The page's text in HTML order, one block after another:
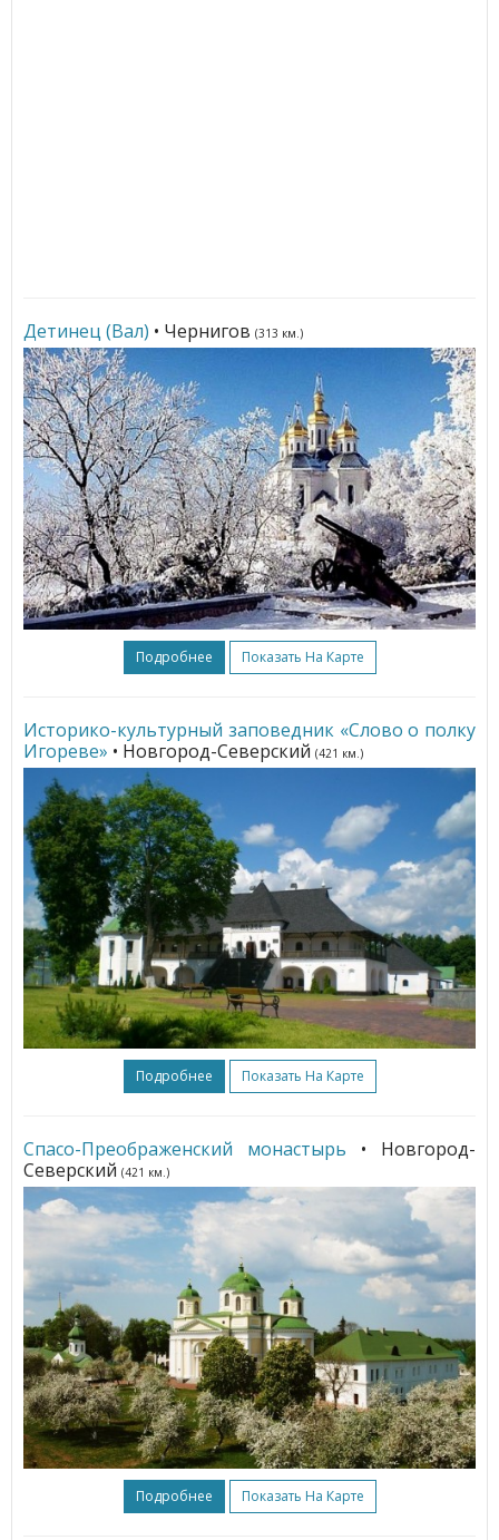
Детинец (Вал) • Чернигов (313 км.)
Подробнее Показать На Карте
Историко-культурный заповедник «Слово о полку
Игореве» • Новгород-Северский (421 км.)
Подробнее Показать На Карте
Спасо-Преображенский монастырь
• Новгород-
Северский (421 км.)
Подробнее Показать На Карте